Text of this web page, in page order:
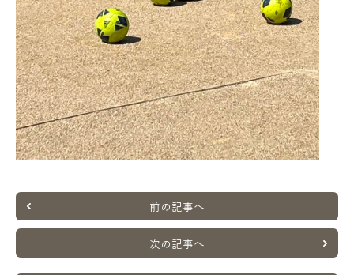
前の記事へ
次の記事へ